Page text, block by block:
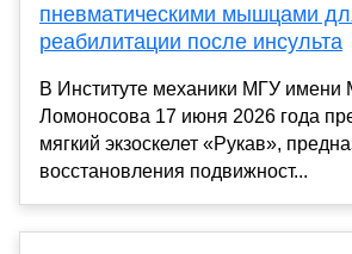
пневматическими мышцами
реабилитации после инсульта
В Институте механики МГУ имени
Ломоносова 17 июня 2026 года
мягкий экзоскелет «Рукав»,
восстановления подвижност...